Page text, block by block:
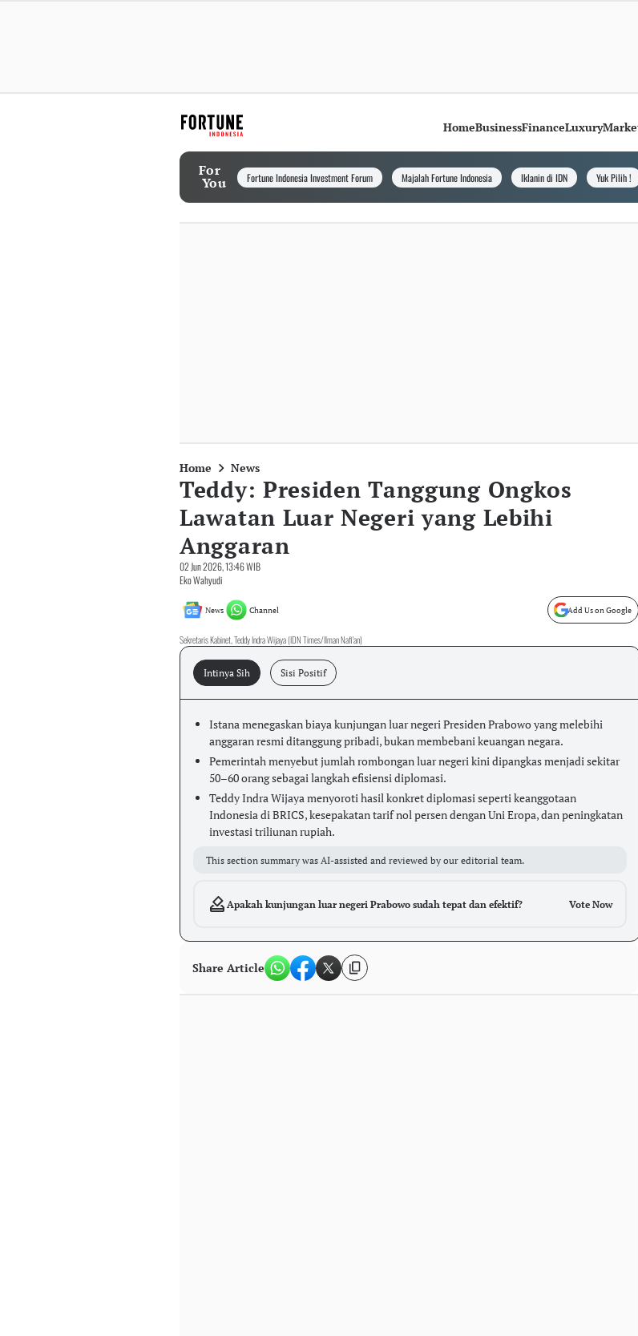
HomeBusinessFinanceLuxury
For
You Fortune Indonesia Investment Forum Majalah Fortune Indonesia Iklanin di IDN Yuk Pilih !
Home News
Teddy: Presiden Tanggung Ongkos
Lawatan Luar Negeri yang Lebihi
Anggaran
02 Jun 2026, 13:46 WIB
Eko Wahyudi
News Channel Add Us on Google
Sekretaris Kabinet, Teddy Indra Wijaya (IDN Times/Ilman Nafi'an)
Intinya Sih Sisi Positif
Istana menegaskan biaya kunjungan luar negeri Presiden Prabowo yang melebihi
anggaran resmi ditanggung pribadi, bukan membebani keuangan negara.
Pemerintah menyebut jumlah rombongan luar negeri kini dipangkas menjadi sekitar
50–60 orang sebagai langkah efisiensi diplomasi.
Teddy Indra Wijaya menyoroti hasil konkret diplomasi seperti keanggotaan
Indonesia di BRICS, kesepakatan tarif nol persen dengan Uni Eropa, dan peningkatan
investasi triliunan rupiah.
This section summary was AI-assisted and reviewed by our editorial team.
Apakah kunjungan luar negeri Prabowo sudah tepat dan efektif? Vote Now
Share Article